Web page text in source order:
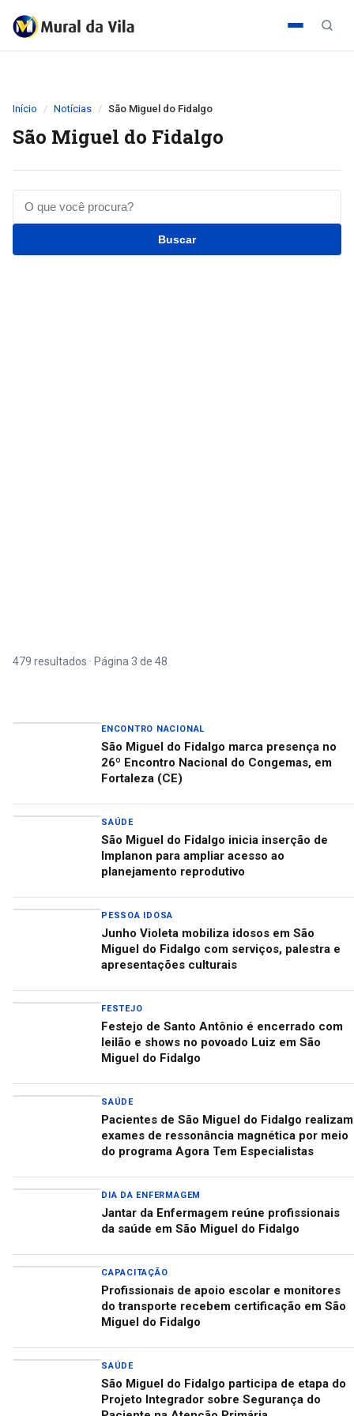
Início Notícias São Miguel do Fidalgo
São Miguel do Fidalgo
Buscar
479 resultados · Página 3 de 48
ENCONTRO NACIONAL
São Miguel do Fidalgo marca presença no
26º Encontro Nacional do Congemas, em
Fortaleza (CE)
SAÚDE
São Miguel do Fidalgo inicia inserção de
Implanon para ampliar acesso ao
planejamento reprodutivo
PESSOA IDOSA
Junho Violeta mobiliza idosos em São
Miguel do Fidalgo com serviços, palestra e
apresentações culturais
FESTEJO
Festejo de Santo Antônio é encerrado com
leilão e shows no povoado Luiz em São
Miguel do Fidalgo
SAÚDE
Pacientes de São Miguel do Fidalgo realizam
exames de ressonância magnética por meio
do programa Agora Tem Especialistas
DIA DA ENFERMAGEM
Jantar da Enfermagem reúne profissionais
da saúde em São Miguel do Fidalgo
CAPACITAÇÃO
Profissionais de apoio escolar e monitores
do transporte recebem certificação em São
Miguel do Fidalgo
SAÚDE
São Miguel do Fidalgo participa de etapa do
Projeto Integrador sobre Segurança do